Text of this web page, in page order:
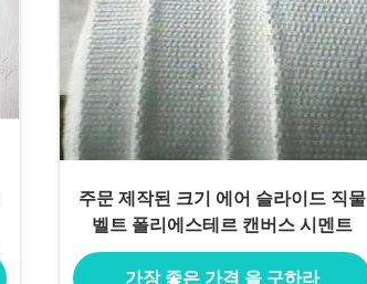
주문 제작된 크기 에어 슬라이드 직물
벨트 폴리에스테르 캔버스 시멘트
가장 좋은 가격 을 구하라